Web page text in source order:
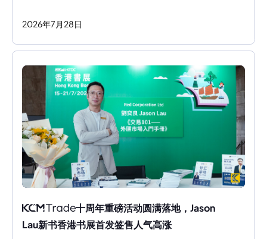
2026年7 月 28日
十周年重磅活动圆满落地，Jason
Lau新书香港书展首发签售人气高涨